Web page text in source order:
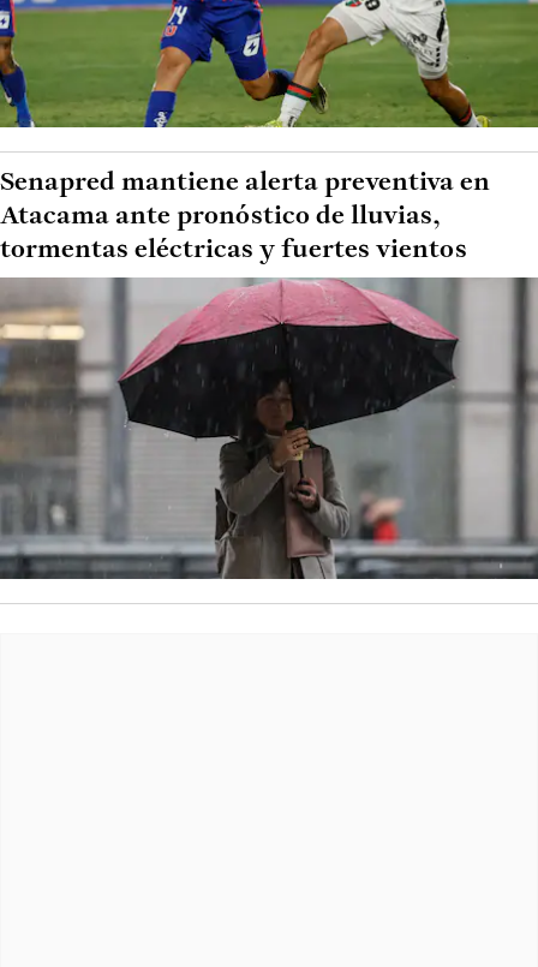
Senapred mantiene alerta preventiva en
Atacama ante pronóstico de lluvias,
tormentas eléctricas y fuertes vientos